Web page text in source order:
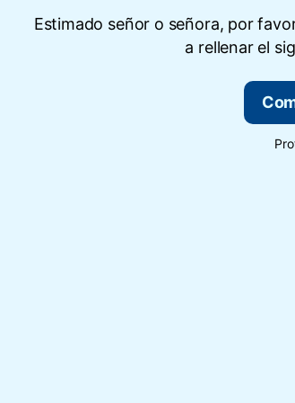
Estimado señor o señora, por
a rellenar el